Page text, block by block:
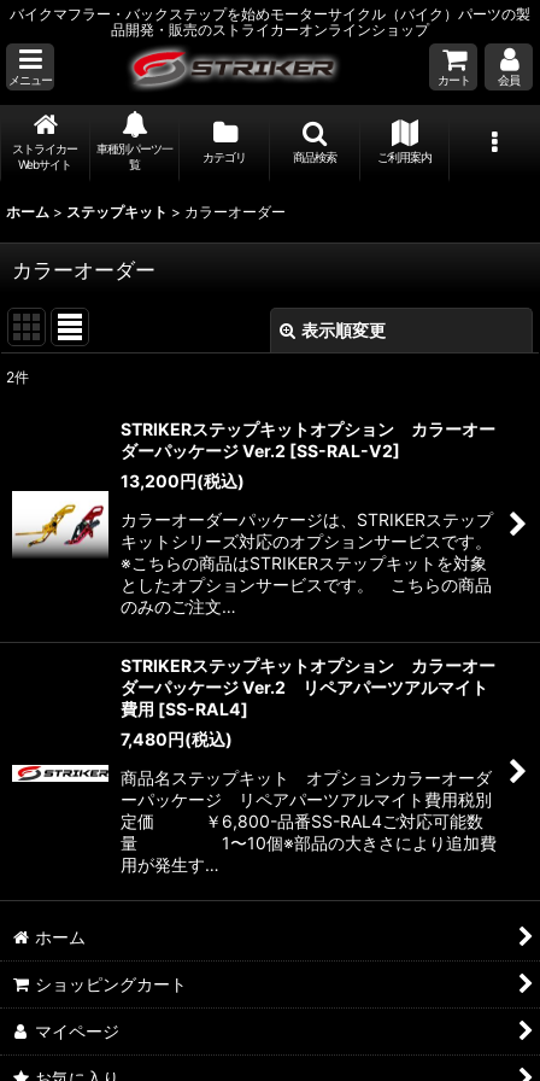
バイクマフラー・バックステップを始めモーターサイクル（バイク）パーツの製
品開発・販売のストライカーオンラインショップ
メニュー カート 会員
ストライカー
Webサイト
車種別パーツ一
覧
カテゴリ 商品検索 ご利用案内
ホーム > ステップキット > カラーオーダー
カラーオーダー
表示順変更
絞り込む
2件
STRIKERステップキットオプション カラーオー
ダーパッケージ Ver.2 [SS-RAL-V2]
13,200 円(税込)
カラーオーダーパッケージは、STRIKERステップ
キットシリーズ対応のオプションサービスです。
※こちらの商品はSTRIKERステップキットを対象
としたオプションサービスです。 こちらの商品
のみのご注文…
STRIKERステップキットオプション カラーオー
ダーパッケージ Ver.2 リペアパーツアルマイト
費用 [SS-RAL4]
7,480 円(税込)
商品名ステップキット オプションカラーオーダ
ーパッケージ リペアパーツアルマイト費用税別
定価 ￥6,800-品番SS-RAL4ご対応可能数
量 1〜10個※部品の大きさにより追加費
用が発生す…
ホーム
ショッピングカート
マイページ